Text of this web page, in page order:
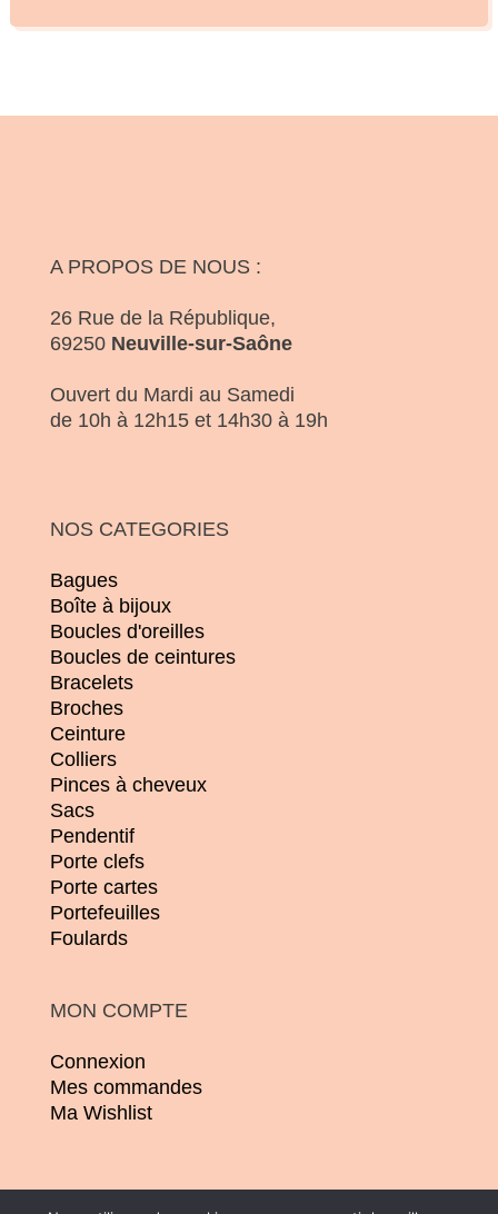
A PROPOS DE NOUS :
26 Rue de la République,
69250 Neuville-sur-Saône
Ouvert du Mardi au Samedi
de 10h à 12h15 et 14h30 à 19h
NOS CATEGORIES
Bagues
Boîte à bijoux
Boucles d'oreilles
Boucles de ceintures
Bracelets
Broches
Ceinture
Colliers
Pinces à cheveux
Sacs
Pendentif
Porte clefs
Porte cartes
Portefeuilles
Foulards
MON COMPTE
Connexion
Mes commandes
Ma Wishlist